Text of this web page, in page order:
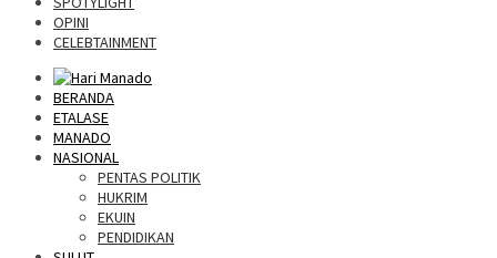
OPINI
CELEBTAINMENT
BERANDA
ETALASE
MANADO
NASIONAL
PENTAS POLITIK
HUKRIM
EKUIN
PENDIDIKAN